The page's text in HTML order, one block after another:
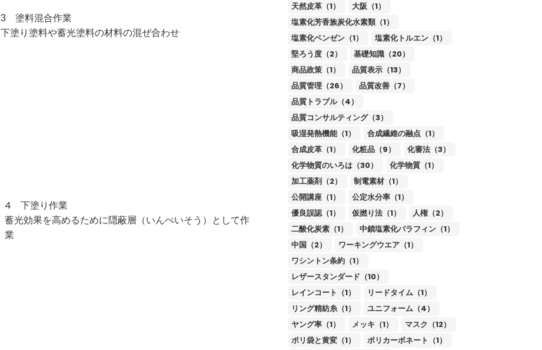
3 塗料混合作業
下塗り塗料や蓄光塗料の材料の混ぜ合わせ
4 下塗り作業
蓄光効果を高めるために隠蔽層（いんぺいそう）として作
業
天然皮革（1）
大阪（1）
塩素化芳香族炭化水素類（1）
塩素化ベンゼン（1）
塩素化トルエン（1）
堅ろう度（2）
基礎知識（20）
商品政策（1）
品質表示（13）
品質管理（26）
品質改善（7）
品質トラブル（4）
品質コンサルティング（3）
吸湿発熱機能（1）
合成繊維の融点（1）
合成皮革（1）
化粧品（9）
化審法（3）
化学物質のいろは（30）
化学物質（1）
加工薬剤（2）
制電素材（1）
公開講座（1）
公定水分率（1）
優良誤認（1）
仮撚り法（1）
人権（2）
二酸化炭素（1）
中鎖塩素化パラフィン（1）
中国（2）
ワーキングウエア（1）
ワシントン条約（1）
レザースタンダード（10）
レインコート（1）
リードタイム（1）
リング精紡糸（1）
ユニフォーム（4）
ヤング率（1）
メッキ（1）
マスク（12）
ポリ袋と黄変（1）
ポリカーボネート（1）